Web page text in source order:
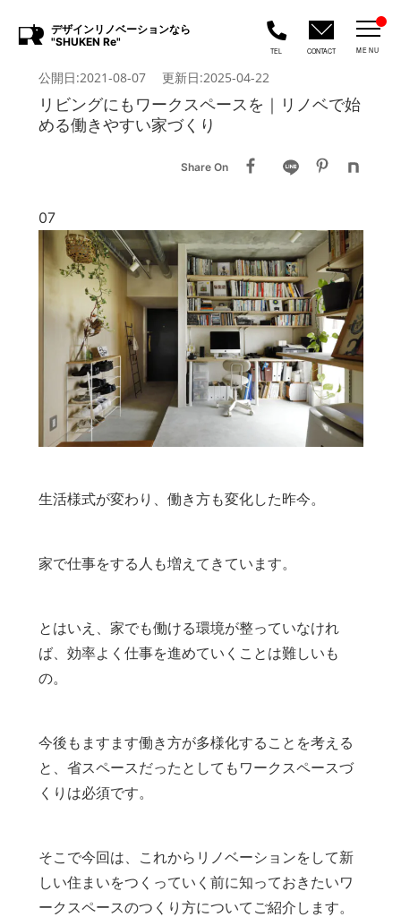
デザインリノベーションなら
"SHUKEN Re"
TEL CONTACT MENU
公開日:2021-08-07 更新日:2025-04-22
リビングにもワークスペースを｜リノベで始
める働きやすい家づくり
Share On
07
生活様式が変わり、働き方も変化した昨今。
家で仕事をする人も増えてきています。
とはいえ、家でも働ける環境が整っていなけれ
ば、効率よく仕事を進めていくことは難しいも
の。
今後もますます働き方が多様化することを考える
と、省スペースだったとしてもワークスペースづ
くりは必須です。
そこで今回は、これからリノベーションをして新
しい住まいをつくっていく前に知っておきたいワ
ークスペースのつくり方についてご紹介します。